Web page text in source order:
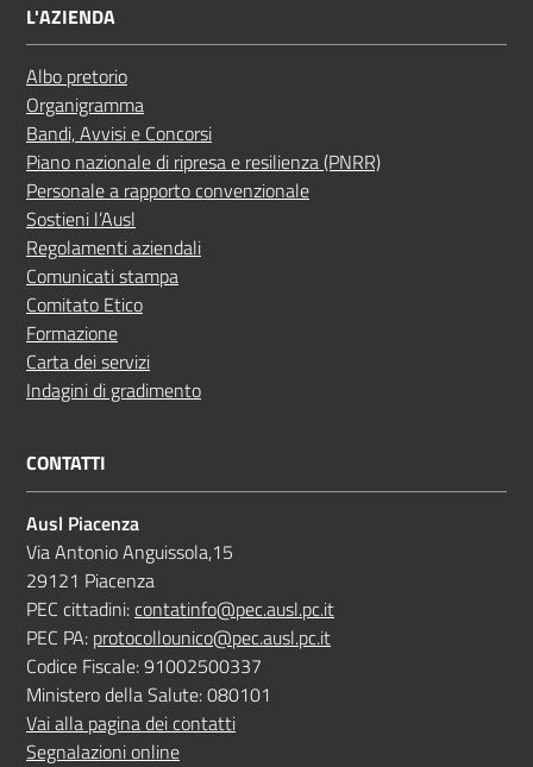
L'AZIENDA
Albo pretorio
Organigramma
Bandi, Avvisi e Concorsi
Piano nazionale di ripresa e resilienza (PNRR)
Personale a rapporto convenzionale
Sostieni l’Ausl
Regolamenti aziendali
Comunicati stampa
Comitato Etico
Formazione
Carta dei servizi
Indagini di gradimento
CONTATTI
Ausl Piacenza
Via Antonio Anguissola,15
29121 Piacenza
PEC cittadini:contatinfo@pec.ausl.pc.it
PEC PA: protocollounico@pec.ausl.pc.it
Codice Fiscale: 91002500337
Ministero della Salute: 080101
Vai alla pagina dei contatti
Segnalazioni online